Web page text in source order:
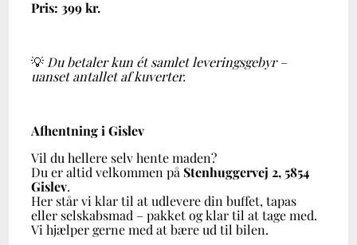
Pris: 399 kr.
💡 Du betaler kun ét samlet leveringsgebyr –
uanset antallet af kuverter.
Afhentning i Gislev
Vil du hellere selv hente maden?
Du er altid velkommen på Stenhuggervej 2, 5854
Gislev.
Her står vi klar til at udlevere din buffet, tapas
eller selskabsmad – pakket og klar til at tage med.
Vi hjælper gerne med at bære ud til bilen.